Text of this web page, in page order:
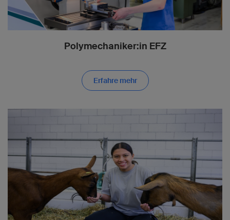
Polymechaniker:in EFZ
Erfahre mehr